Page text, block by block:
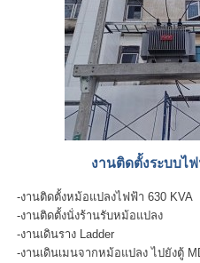
งานติดตั้งระบบไ
-งานติดตั้งหม้อแปลงไฟฟ้า 630 KVA
-งานติดตั้งนั่งร้านรับหม้อแปลง
-งานเดินราง Ladder
-งานเดินเมนจากหม้อแปลง ไปยังตู้